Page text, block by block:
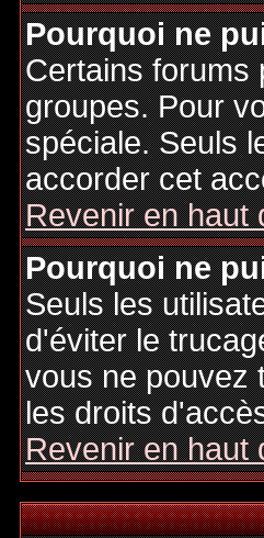
Pourquoi ne
Certains forums
groupes. Pour
spéciale. Seuls
accorder cet
Revenir en haut
Pourquoi ne
Seuls les
d'éviter le
vous ne pouvez
les droits
Revenir en haut